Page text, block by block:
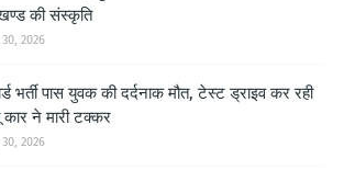
की संस्कृति
30, 2026
भर्ती पास युवक की दर्दनाक मौत, टेस्ट ड्राइव कर रही
कार ने मारी टक्कर
30, 2026